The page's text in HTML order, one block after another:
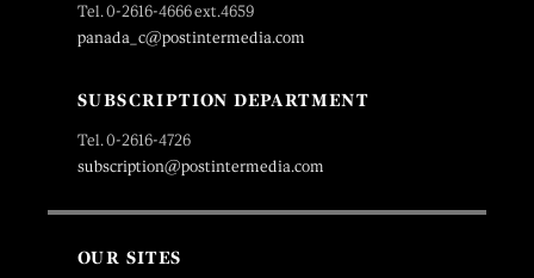
Tel. 0-2616-4666 ext.4659
panada_c@postintermedia.com
SUBSCRIPTION DEPARTMENT
Tel. 0-2616-4726
subscription@postintermedia.com
OUR SITES